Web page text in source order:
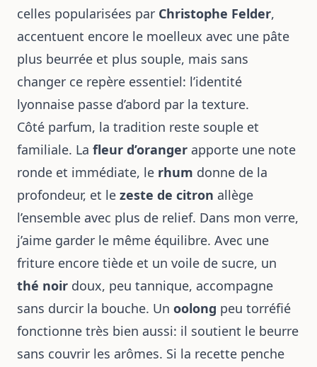
celles popularisées par Christophe Felder,
accentuent encore le moelleux avec une pâte
plus beurrée et plus souple, mais sans
changer ce repère essentiel: l’identité
lyonnaise passe d’abord par la texture.
Côté parfum, la tradition reste souple et
familiale. La fleur d’oranger apporte une note
ronde et immédiate, le rhum donne de la
profondeur, et le zeste de citron allège
l’ensemble avec plus de relief. Dans mon verre,
j’aime garder le même équilibre. Avec une
friture encore tiède et un voile de sucre, un
thé noir doux, peu tannique, accompagne
sans durcir la bouche. Un oolong peu torréfié
fonctionne très bien aussi: il soutient le beurre
sans couvrir les arômes. Si la recette penche